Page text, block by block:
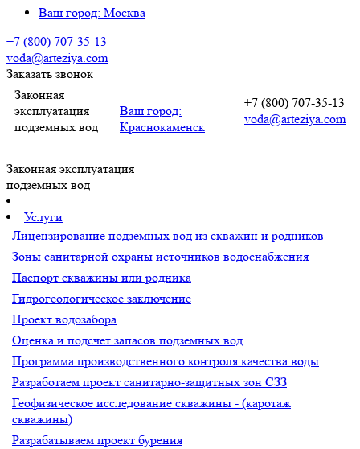
Ваш город: Москва
+7 (800) 707-35-13
voda@arteziya.com
Заказать звонок
Законная
эксплуатация
подземных вод
Ваш город:
Краснокаменск
+7 (800) 707-35-13
voda@arteziya.com
Законная эксплуатация
подземных вод
Услуги
Лицензирование подземных вод из скважин и родников
Зоны санитарной охраны источников водоснабжения
Паспорт скважины или родника
Гидрогеологическое заключение
Проект водозабора
Оценка и подсчет запасов подземных вод
Программа производственного контроля качества воды
Разработаем проект санитарно-защитных зон СЗЗ
Геофизическое исследование скважины - (каротаж
скважины)
Разрабатываем проект бурения